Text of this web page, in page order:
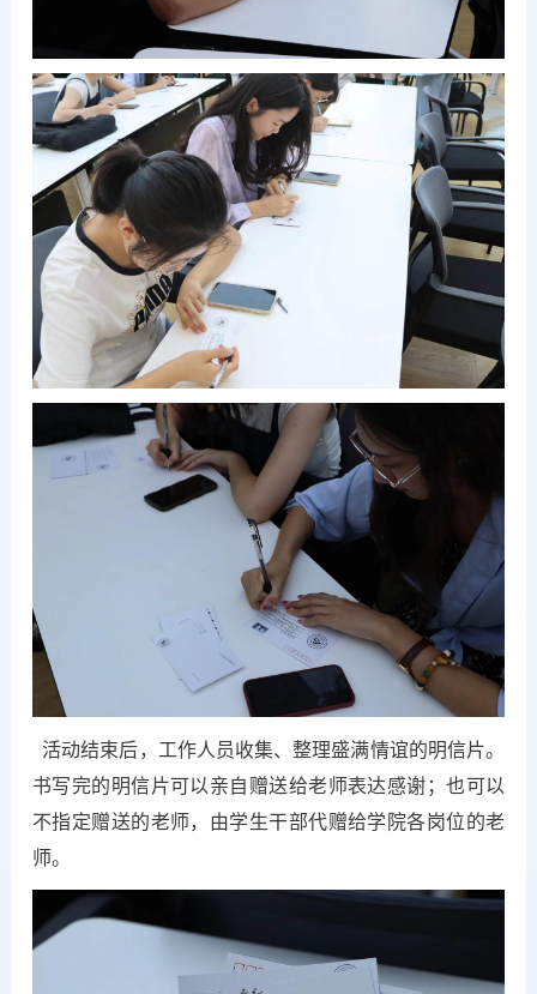
活动结束后，工作人员收集、整理盛满情谊的明信片。
书写完的明信片可以亲自赠送给老师表达感谢；也可以
不指定赠送的老师，由学生干部代赠给学院各岗位的老
师。